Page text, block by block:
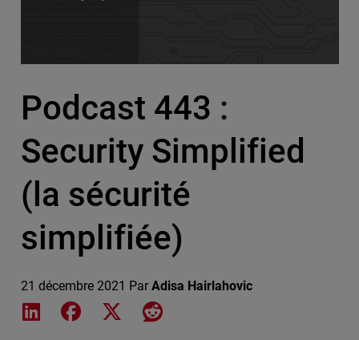
Podcast 443 :
Security Simplified
(la sécurité
simplifiée)
21 décembre 2021 Par Adisa Hairlahovic
Share on LinkedIn
Share on Facebook
Share on XShare on Reddit